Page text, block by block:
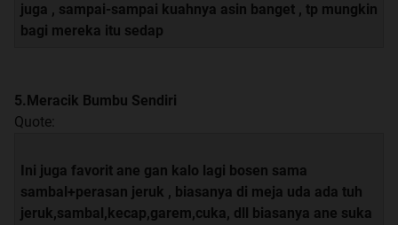
juga , sampai-sampai kuahnya asin banget , tp mungkin
bagi mereka itu sedap
5.Meracik Bumbu Sendiri
Quote:
Ini juga favorit ane gan kalo lagi bosen sama
sambal+perasan jeruk , biasanya di meja uda ada tuh
jeruk,sambal,kecap,garem,cuka, dll biasanya ane suka